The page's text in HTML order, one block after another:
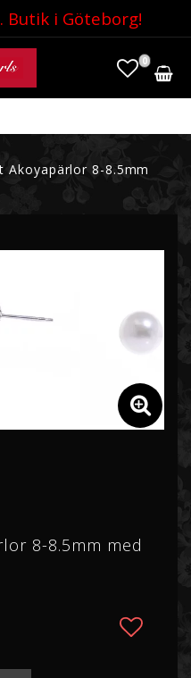
Butik i Göteborg!
0
Akoyapärlor 8-8.5mm
8-8.5mm med